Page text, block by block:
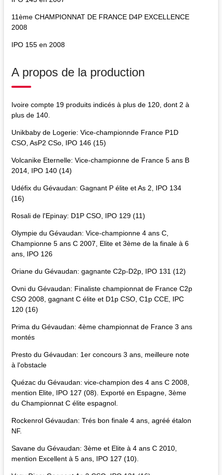
11ème CHAMPIONNAT DE FRANCE D4P EXCELLENCE
2008
IPO 155 en 2008
A propos de la production
Ivoire compte 19 produits indicés à plus de 120, dont 2 à
plus de 140.
Unikbaby de Logerie: Vice-championnde France P1D
CSO, AsP2 CSo, IPO 146 (15)
Volcanike Eternelle: Vice-championne de France 5 ans B
2014, IPO 140 (14)
Udéfix du Gévaudan: Gagnant P élite et As 2, IPO 134
(16)
Rosali de l'Epinay: D1P CSO, IPO 129 (11)
Olympie du Gévaudan: Vice-championne 4 ans C,
Championne 5 ans C 2007, Elite et 3ème de la finale à 6
ans, IPO 126
Oriane du Gévaudan: gagnante C2p-D2p, IPO 131 (12)
Ovni du Gévaudan: Finaliste championnat de France C2p
CSO 2008, gagnant C élite et D1p CSO, C1p CCE, IPC
120 (16)
Prima du Gévaudan: 4ème championnat de France 3 ans
montés
Presto du Gévaudan: 1er concours 3 ans, meilleure note
à l'obstacle
Quézac du Gévaudan: vice-champion des 4 ans C 2008,
mention Elite, IPO 127 (08). Exporté en Espagne, 3ème
du Championnat C élite espagnol.
Rockenrol Gévaudan: Trés bon finale 4 ans, agréé étalon
NF.
Savane du Gévaudan: 3ème et Elite à 4 ans C 2010,
mention Excellent à 5 ans, IPO 127 (10).